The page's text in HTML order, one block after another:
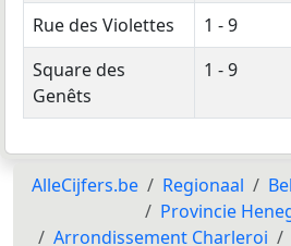
Rue des Violettes
1 - 9
Square des
Genêts
1 - 9
AlleCijfers.be Regionaal
Provincie
Arrondissement Charleroi